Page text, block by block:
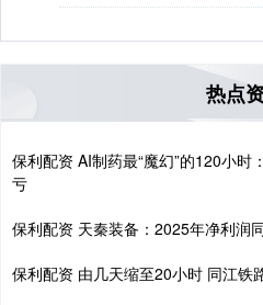
热点
保利配资 AI制药最“魔幻”的120小
亏
保利配资 天秦装备：2025年净利润
保利配资 由几天缩至20小时 同江铁